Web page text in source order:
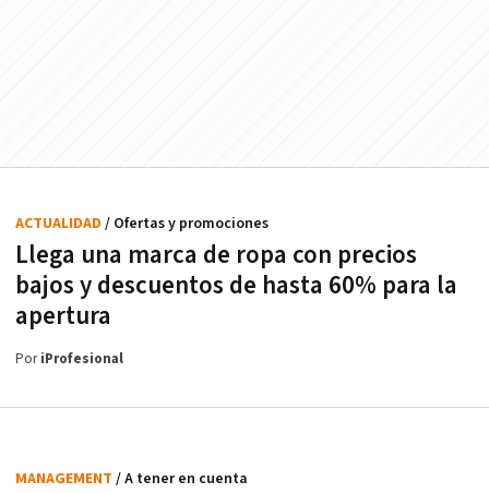
Llega una marca de ropa con precios
bajos y descuentos de hasta 60% para la
apertura
ACTUALIDAD / Ofertas y promociones
PoriProfesional
MANAGEMENT / A tener en cuenta